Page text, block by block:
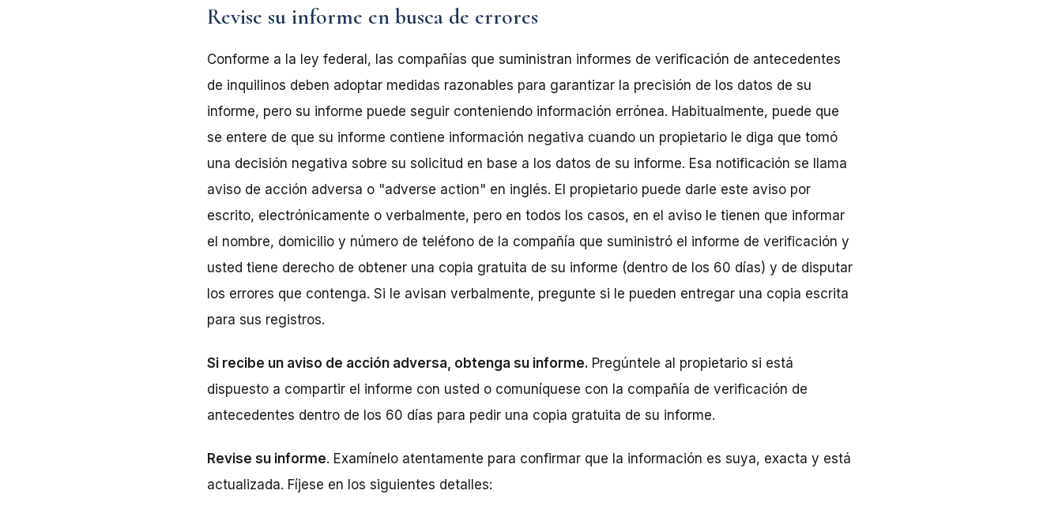
Revise su informe en busca de errores
Conforme a la ley federal, las compañías que suministran informes de verificación de antecedentes
de inquilinos deben adoptar medidas razonables para garantizar la precisión de los datos de su
informe, pero su informe puede seguir conteniendo información errónea. Habitualmente, puede que
se entere de que su informe contiene información negativa cuando un propietario le diga que tomó
una decisión negativa sobre su solicitud en base a los datos de su informe. Esa notificación se llama
aviso de acción adversa o "adverse action" en inglés. El propietario puede darle este aviso por
escrito, electrónicamente o verbalmente, pero en todos los casos, en el aviso le tienen que informar
el nombre, domicilio y número de teléfono de la compañía que suministró el informe de verificación y
usted tiene derecho de obtener una copia gratuita de su informe (dentro de los 60 días) y de disputar
los errores que contenga. Si le avisan verbalmente, pregunte si le pueden entregar una copia escrita
para sus registros.
Si recibe un aviso de acción adversa, obtenga su informe. Pregúntele al propietario si está
dispuesto a compartir el informe con usted o comuníquese con la compañía de verificación de
antecedentes dentro de los 60 días para pedir una copia gratuita de su informe.
Revise su informe. Examínelo atentamente para confirmar que la información es suya, exacta y está
actualizada. Fíjese en los siguientes detalles: